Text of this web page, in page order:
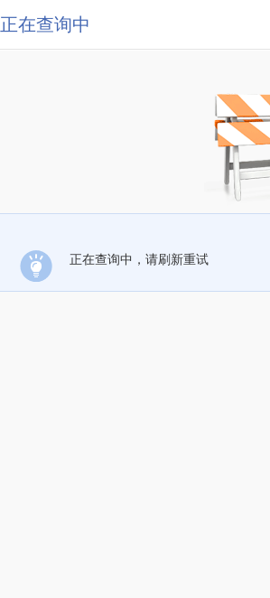
正在查询中
正在查询中，请刷新重试